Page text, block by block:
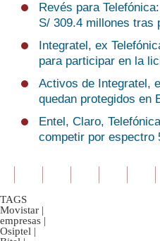
Revés para
S/ 309.4 millones tras
Integratel, ex
para participar en la
Activos de Integratel,
quedan protegidos en
Entel, Claro,
competir por espectro
TAGS
Movistar |
empresas |
Osiptel |